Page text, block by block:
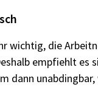
wichtig, die
empfiehlt es
dann